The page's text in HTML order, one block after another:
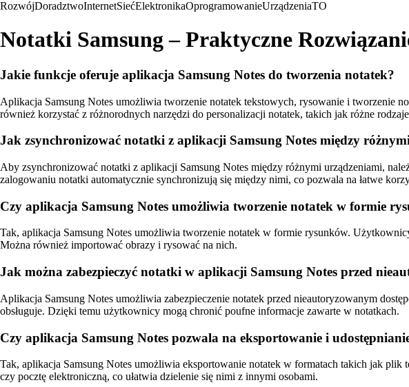
RozwójDoradztwoInternetSiećElektronikaOprogramowanieUrządzeniaTO
Notatki Samsung – Praktyczne
Jakie funkcje oferuje aplikacja Samsung Notes do tworzenia notatek?
Aplikacja Samsung Notes umożliwia tworzenie notatek tekstowych, rysowanie i tworzenie
również korzystać z różnorodnych narzędzi do personalizacji notatek, takich jak różne
Jak zsynchronizować notatki z aplikacji Samsung Notes między
Aby zsynchronizować notatki z aplikacji Samsung Notes między różnymi urządzeniami,
zalogowaniu notatki automatycznie synchronizują się między nimi, co pozwala na łatwe
Czy aplikacja Samsung Notes umożliwia tworzenie notatek w formie
Tak, aplikacja Samsung Notes umożliwia tworzenie notatek w formie rysunków.
Można również importować obrazy i rysować na nich.
Jak można zabezpieczyć notatki w aplikacji Samsung Notes przed
Aplikacja Samsung Notes umożliwia zabezpieczenie notatek przed nieautoryzowanym
obsługuje. Dzięki temu użytkownicy mogą chronić poufne informacje zawarte w notatkach.
Czy aplikacja Samsung Notes pozwala na eksportowanie i
Tak, aplikacja Samsung Notes umożliwia eksportowanie notatek w formatach takich jak
czy pocztę elektroniczną, co ułatwia dzielenie się nimi z innymi osobami.